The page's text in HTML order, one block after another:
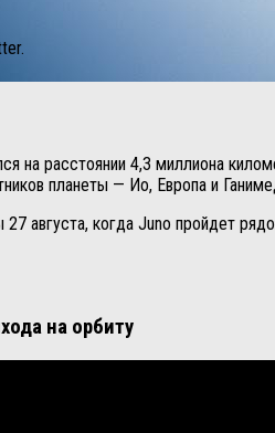
на расстоянии 4,3 миллиона
планеты — Ио, Европа и
августа, когда Juno пройдет
на орбиту